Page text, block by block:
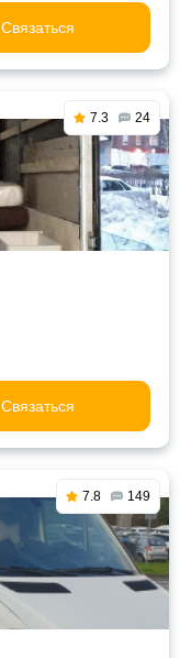
Связаться
7.3 24
Связаться
7.8 149